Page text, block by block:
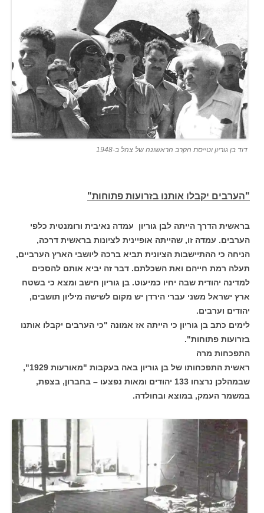
דוד בן גוריון וטייסת הקרב הראשונה של צהל ב-1948
"הערבים יקבלו אותנו בזרועות פתוחות"
בראשית הדרך הייתה לבן גוריון עמדה נאיבית ורומנטית כלפי
הערבים. עמדה זו, שהייתה אופיינית לציונות בראשית דרכה,
הניחה כי ההתיישבות הציונית תביא ברכה ליושבי הארץ הערביים,
תעלה רמת חייהם ואת השכלתם. דבר זה יביא אותם להסכים
למדינה יהודית שבה יחיו כמיעוט. בן גוריון חישב ומצא כי בשטח
ארץ ישראל משני עברי הירדן יש מקום לשישה מיליון תושבים,
יהודים וערבים.
לימים כתב בן גוריון כי הייתה אז אמונה "כי הערבים יקבלו אותנו
בזרועות פתוחות".
התפכחות מרה
ראשית התפכחותו של בן גוריון באה בעקבות "מאורעות 1929",
שבמהלכן נרצחו 133 יהודים ומאות נפצעו – בחברון, בצפת,
במשמר העמק, במוצא ובחולדה.